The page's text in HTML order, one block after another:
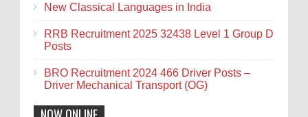
New Classical Languages in India
RRB Recruitment 2025 32438 Level 1 Group D
Posts
BRO Recruitment 2024 466 Driver Posts –
Driver Mechanical Transport (OG)